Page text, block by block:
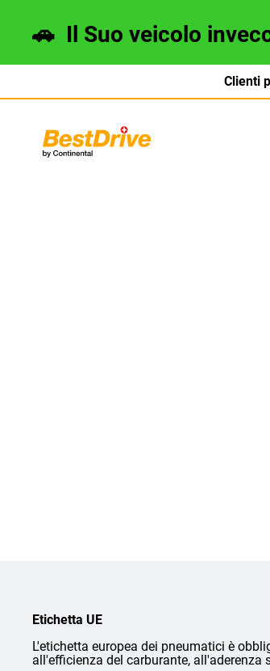
🚗 Il Suo veicolo
Clienti
Deutsch
Etichetta UE
L'etichetta europea dei pneumatici è
all'efficienza del carburante,